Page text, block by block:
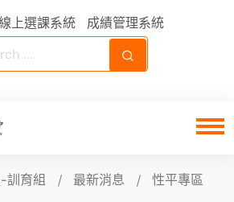
上選課系統 成績管理系統
訓育組 最新消息 性平專區